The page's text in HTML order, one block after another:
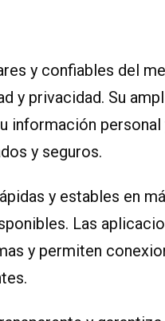
y confiables del
y privacidad. Su
información personal
y seguros.
y estables en
Las
y permiten